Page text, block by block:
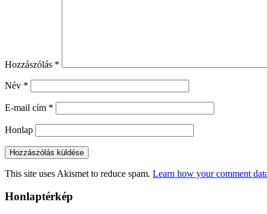
Hozzászólás *
Név *
E-mail cím *
Honlap
This site uses Akismet to reduce spam. Learn how your comment
Honlaptérkép